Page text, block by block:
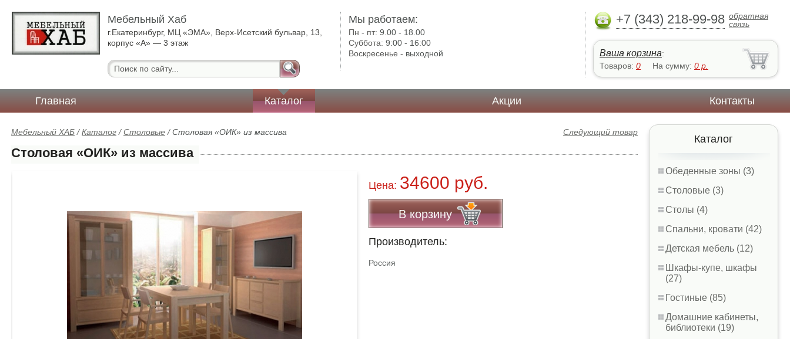
Мебельный Хаб
г.Екатеринбург, МЦ «ЭМА», Верх-Исетский бульвар, 13,
корпус «А» — 3 этаж
Мы работаем:
Пн - пт:9.00 - 18.00
Суббота:9:00 - 16:00
Воскресенье - выходной
+7 (343) 218-99-98 обратная
связь
Ваша корзина:
Товаров: 0 На сумму: 0 р.
Главная Каталог Акции Контакты
Каталог
Обеденные зоны (3)
Столовые (3)
Столы (4)
Спальни, кровати (42)
Детская мебель (12)
Шкафы-купе, шкафы
(27)
Гостиные (85)
Домашние кабинеты,
библиотеки (19)
Следующий товар
Мебельный ХАБ /Каталог /Столовые /Столовая «ОИК» из массива
Столовая «ОИК» из массива
Цена: 34600 руб.
В корзину
Производитель:
Россия